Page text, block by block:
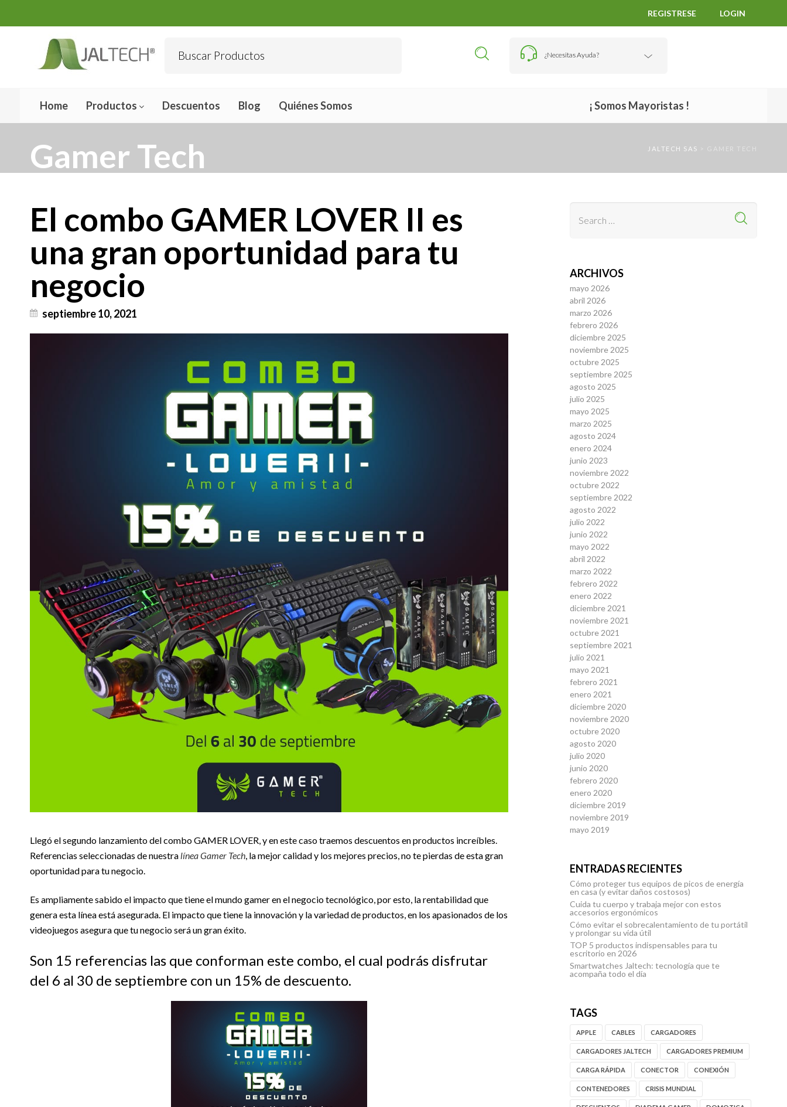
REGISTRESE LOGIN
¿Necesitas Ayuda?
Home Productos Descuentos Blog Quiénes Somos ¡ Somos Mayoristas !
JALTECH SAS GAMER TECH
Gamer Tech
El combo GAMER LOVER II es
una gran oportunidad para tu
negocio
septiembre 10, 2021
Llegó el segundo lanzamiento del combo GAMER LOVER, y en este caso traemos descuentos en productos increíbles.
Referencias seleccionadas de nuestra línea Gamer Tech, la mejor calidad y los mejores precios, no te pierdas de esta gran
oportunidad para tu negocio.
Es ampliamente sabido el impacto que tiene el mundo gamer en el negocio tecnológico, por esto, la rentabilidad que
genera esta línea está asegurada. El impacto que tiene la innovación y la variedad de productos, en los apasionados de los
videojuegos asegura que tu negocio será un gran éxito.
Son 15 referencias las que conforman este combo, el cual podrás disfrutar
del 6 al 30 de septiembre con un 15% de descuento.
ARCHIVOS
mayo 2026
abril 2026
marzo 2026
febrero 2026
diciembre 2025
noviembre 2025
octubre 2025
septiembre 2025
agosto 2025
julio 2025
mayo 2025
marzo 2025
agosto 2024
enero 2024
junio 2023
noviembre 2022
octubre 2022
septiembre 2022
agosto 2022
julio 2022
junio 2022
mayo 2022
abril 2022
marzo 2022
febrero 2022
enero 2022
diciembre 2021
noviembre 2021
octubre 2021
septiembre 2021
julio 2021
mayo 2021
febrero 2021
enero 2021
diciembre 2020
noviembre 2020
octubre 2020
agosto 2020
julio 2020
junio 2020
febrero 2020
enero 2020
diciembre 2019
noviembre 2019
mayo 2019
ENTRADAS RECIENTES
Cómo proteger tus equipos de picos de energía
en casa (y evitar daños costosos)
Cuida tu cuerpo y trabaja mejor con estos
accesorios ergonómicos
Cómo evitar el sobrecalentamiento de tu portátil
y prolongar su vida útil
TOP 5 productos indispensables para tu
escritorio en 2026
Smartwatches Jaltech: tecnología que te
acompaña todo el día
TAGS
APPLE CABLES CARGADORES
CARGADORES JALTECH CARGADORES PREMIUM
CARGA RÁPIDA CONECTOR CONEXIÓN
CONTENEDORES CRISIS MUNDIAL